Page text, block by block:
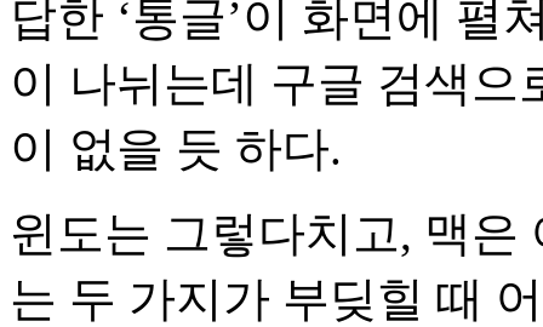
답한 ‘통글’이 화면에 펼
이 나뉘는데 구글 검색으
이 없을 듯 하다.
윈도는 그렇다치고, 맥은
는 두 가지가 부딪힐 때